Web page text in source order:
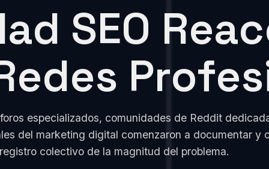
SEO
especializados, comunidades de Reddit
del marketing digital comenzaron a documentar
colectivo de la magnitud del problema.